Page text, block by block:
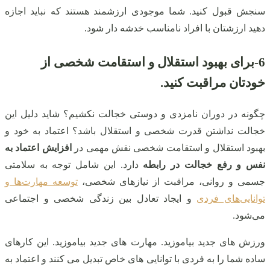
سنجش قبول کنید. شما موجودی ارزشمند هستند که نباید اجازه
دهید ارزشتان با افراد نامناسب خدشه دار شود.
6- برای بهبود استقلال و استقامت شخصی از
خودتان مراقبت کنید.
چگونه در دوران نامزدی و دوستی خجالت نکشیم؟ شاید دلیل این
خجالت نداشتن قدرت شخصی و استقلال باشد؟ اعتماد به خود و
بهبود استقلال و استقامت شخصی نقش مهمی در
افزایش اعتماد به
نفس و رفع خجالت در رابطه دارد. این شامل توجه به سلامتی
جسمی و روانی، مراقبت از نیازهای شخصی، توسعه مهارت‌ها و
توانایی‌های فردی و ایجاد تعادل بین زندگی شخصی و اجتماعی
می‌شود.
ورزش های جدید بیاموزید. مهارت های جدید بیاموزید. این کارهای
ساده شما را به فردی با توانایی های خاص تبدیل می کنند و اعتماد به